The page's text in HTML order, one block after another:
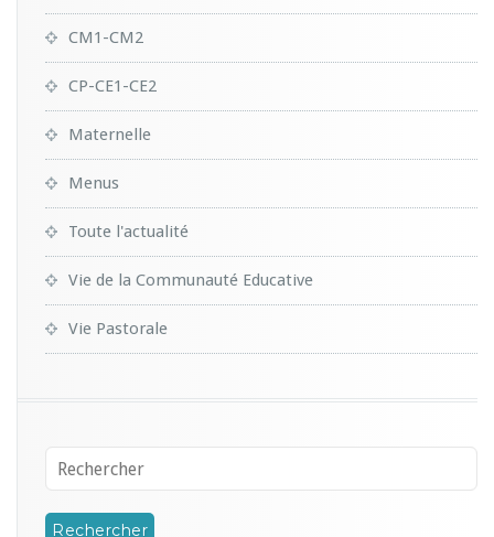
CM1-CM2
CP-CE1-CE2
Maternelle
Menus
Toute l'actualité
Vie de la Communauté Educative
Vie Pastorale